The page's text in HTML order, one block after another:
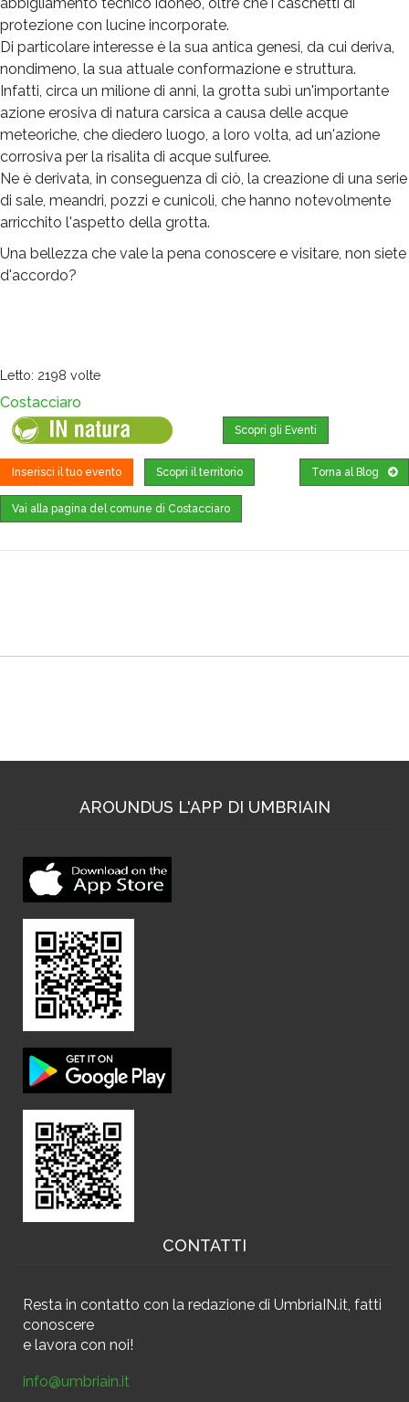
protezione con lucine incorporate.
Di particolare interesse è la sua antica genesi, da cui deriva,
nondimeno, la sua attuale conformazione e struttura.
Infatti, circa un milione di anni, la grotta subì un'importante
azione erosiva di natura carsica a causa delle acque
meteoriche, che diedero luogo, a loro volta, ad un'azione
corrosiva per la risalita di acque sulfuree.
Ne è derivata, in conseguenza di ciò, la creazione di una serie
di sale, meandri, pozzi e cunicoli, che hanno notevolmente
arricchito l'aspetto della grotta.
Una bellezza che vale la pena conoscere e visitare, non siete
d'accordo?
Letto: 2198 volte
Costacciaro
Scopri gli Eventi
Inserisci il tuo evento Scopri il territorio Torna al Blog
Vai alla pagina del comune di Costacciaro
AROUNDUS L'APP DI UMBRIAIN
CONTATTI
Resta in contatto con la redazione di UmbriaIN.it, fatti
conoscere
e lavora con noi!
info@umbriain.it